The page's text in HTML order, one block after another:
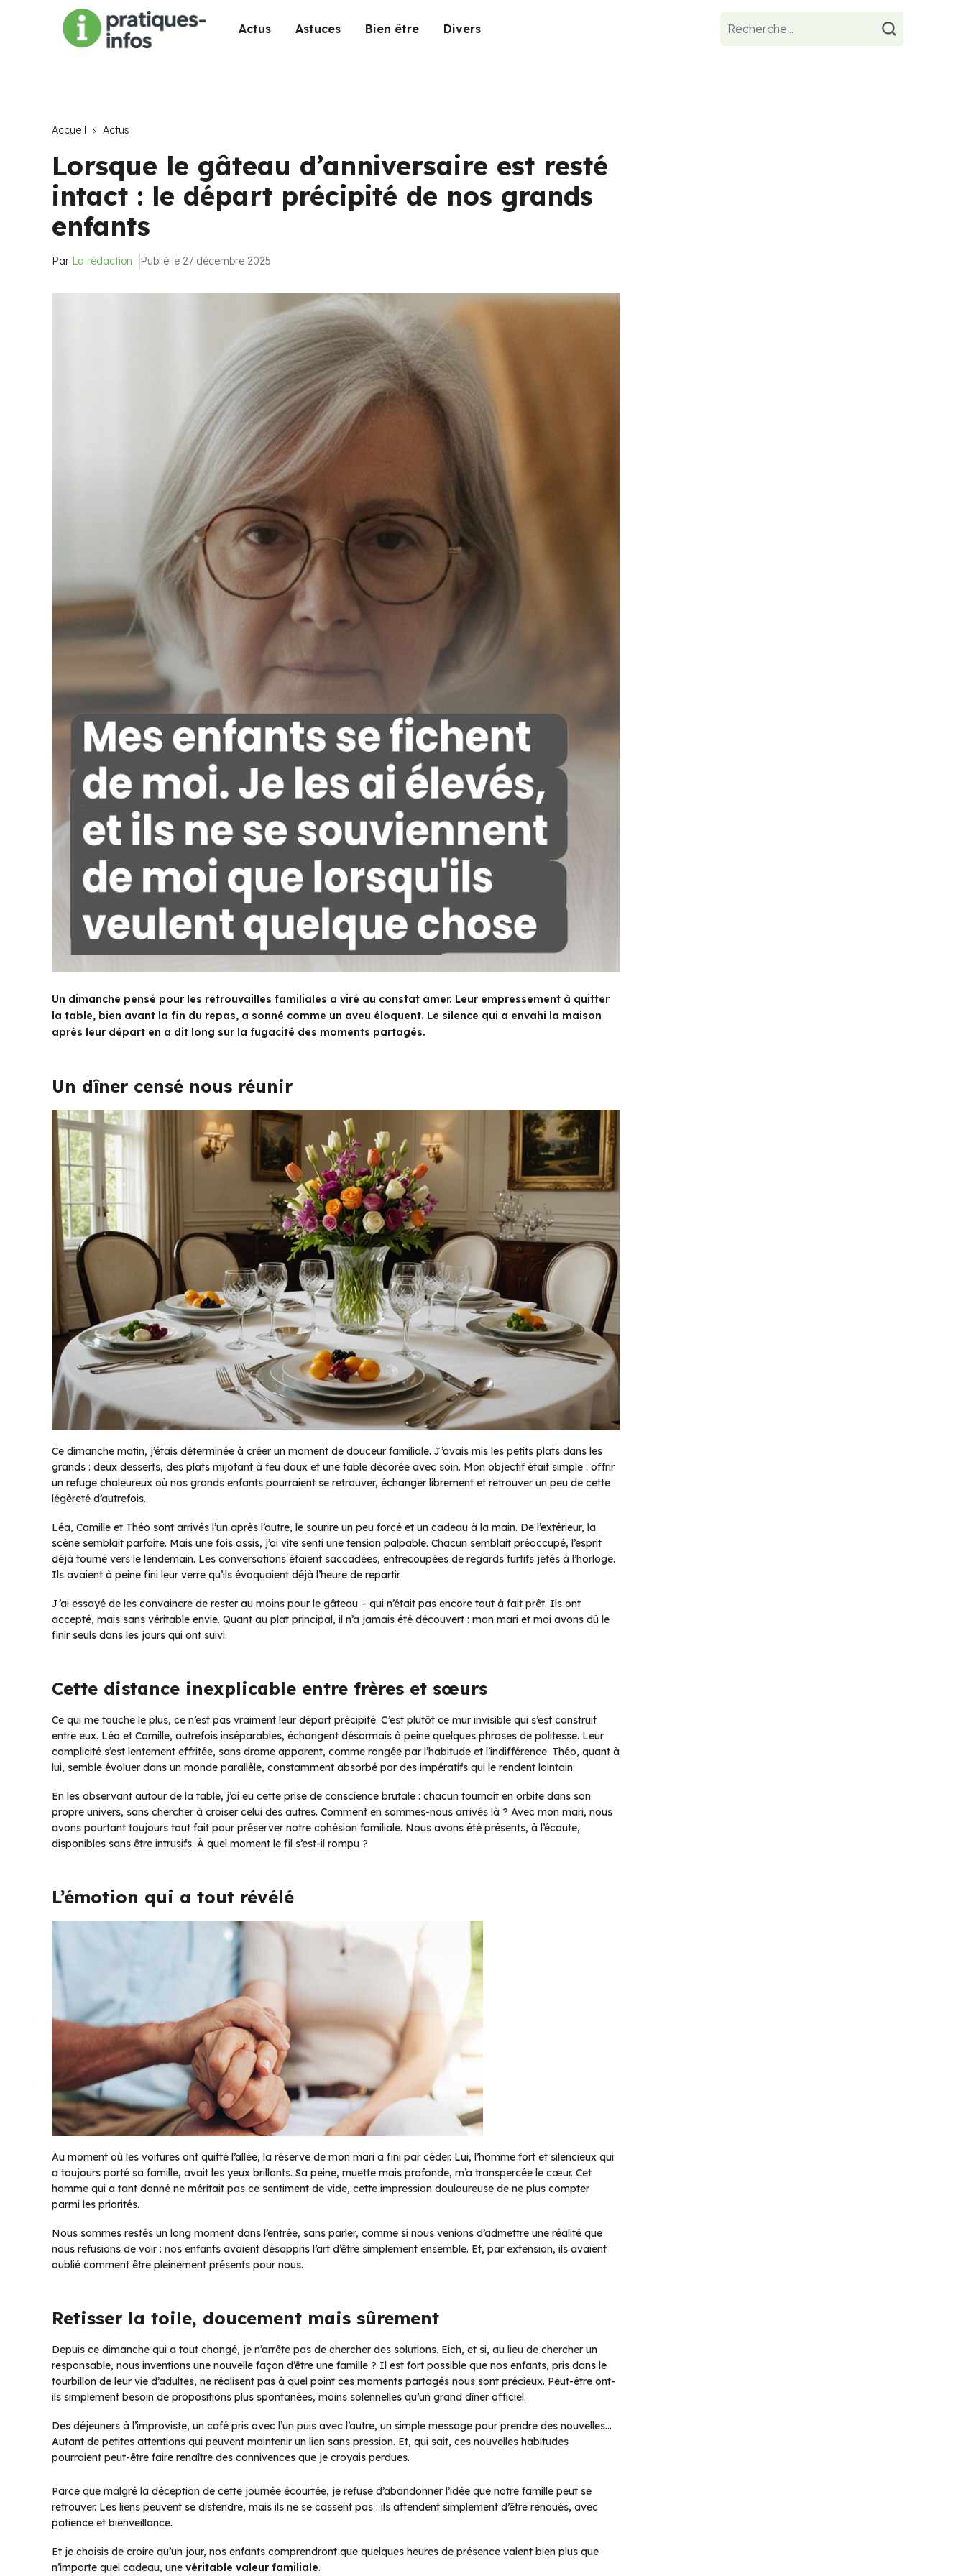
Actus Astuces Bien être Divers
Accueil Actus
Lorsque le gâteau d’anniversaire est resté
intact : le départ précipité de nos grands
enfants
Par La rédaction Publié le 27 décembre 2025
Un dimanche pensé pour les retrouvailles familiales a viré au constat amer. Leur empressement à quitter
la table, bien avant la fin du repas, a sonné comme un aveu éloquent. Le silence qui a envahi la maison
après leur départ en a dit long sur la fugacité des moments partagés.
Un dîner censé nous réunir
Ce dimanche matin, j’étais déterminée à créer un moment de douceur familiale. J’avais mis les petits plats dans les
grands : deux desserts, des plats mijotant à feu doux et une table décorée avec soin. Mon objectif était simple : offrir
un refuge chaleureux où nos grands enfants pourraient se retrouver, échanger librement et retrouver un peu de cette
légèreté d’autrefois.
Léa, Camille et Théo sont arrivés l’un après l’autre, le sourire un peu forcé et un cadeau à la main. De l’extérieur, la
scène semblait parfaite. Mais une fois assis, j’ai vite senti une tension palpable. Chacun semblait préoccupé, l’esprit
déjà tourné vers le lendemain. Les conversations étaient saccadées, entrecoupées de regards furtifs jetés à l’horloge.
Ils avaient à peine fini leur verre qu’ils évoquaient déjà l’heure de repartir.
J’ai essayé de les convaincre de rester au moins pour le gâteau – qui n’était pas encore tout à fait prêt. Ils ont
accepté, mais sans véritable envie. Quant au plat principal, il n’a jamais été découvert : mon mari et moi avons dû le
finir seuls dans les jours qui ont suivi.
Cette distance inexplicable entre frères et sœurs
Ce qui me touche le plus, ce n’est pas vraiment leur départ précipité. C’est plutôt ce mur invisible qui s’est construit
entre eux. Léa et Camille, autrefois inséparables, échangent désormais à peine quelques phrases de politesse. Leur
complicité s’est lentement effritée, sans drame apparent, comme rongée par l’habitude et l’indifférence. Théo, quant à
lui, semble évoluer dans un monde parallèle, constamment absorbé par des impératifs qui le rendent lointain.
En les observant autour de la table, j’ai eu cette prise de conscience brutale : chacun tournait en orbite dans son
propre univers, sans chercher à croiser celui des autres. Comment en sommes-nous arrivés là ? Avec mon mari, nous
avons pourtant toujours tout fait pour préserver notre cohésion familiale. Nous avons été présents, à l’écoute,
disponibles sans être intrusifs. À quel moment le fil s’est-il rompu ?
L’émotion qui a tout révélé
Au moment où les voitures ont quitté l’allée, la réserve de mon mari a fini par céder. Lui, l’homme fort et silencieux qui
a toujours porté sa famille, avait les yeux brillants. Sa peine, muette mais profonde, m’a transpercée le cœur. Cet
homme qui a tant donné ne méritait pas ce sentiment de vide, cette impression douloureuse de ne plus compter
parmi les priorités.
Nous sommes restés un long moment dans l’entrée, sans parler, comme si nous venions d’admettre une réalité que
nous refusions de voir : nos enfants avaient désappris l’art d’être simplement ensemble. Et, par extension, ils avaient
oublié comment être pleinement présents pour nous.
Retisser la toile, doucement mais sûrement
Depuis ce dimanche qui a tout changé, je n’arrête pas de chercher des solutions. Eich, et si, au lieu de chercher un
responsable, nous inventions une nouvelle façon d’être une famille ? Il est fort possible que nos enfants, pris dans le
tourbillon de leur vie d’adultes, ne réalisent pas à quel point ces moments partagés nous sont précieux. Peut-être ont-
ils simplement besoin de propositions plus spontanées, moins solennelles qu’un grand dîner officiel.
Des déjeuners à l’improviste, un café pris avec l’un puis avec l’autre, un simple message pour prendre des nouvelles…
Autant de petites attentions qui peuvent maintenir un lien sans pression. Et, qui sait, ces nouvelles habitudes
pourraient peut-être faire renaître des connivences que je croyais perdues.
Parce que malgré la déception de cette journée écourtée, je refuse d’abandonner l’idée que notre famille peut se
retrouver. Les liens peuvent se distendre, mais ils ne se cassent pas : ils attendent simplement d’être renoués, avec
patience et bienveillance.
Et je choisis de croire qu’un jour, nos enfants comprendront que quelques heures de présence valent bien plus que
n’importe quel cadeau, une véritable valeur familiale.